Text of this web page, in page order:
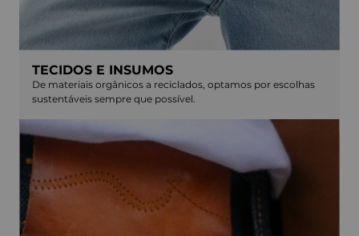
TECIDOS E INSUMOS
De materiais orgânicos a reciclados, optamos por escolhas
sustentáveis sempre que possível.